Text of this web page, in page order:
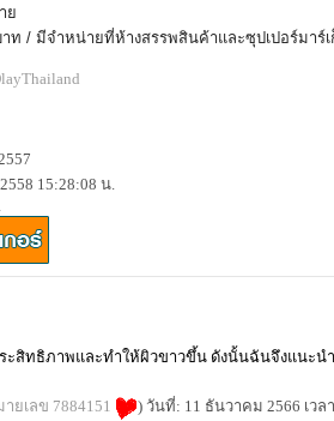
า
ท / มีจำหน่ายที่ห้างสรรพสินค้าและซุปเปอร์มาร์
15:28:08 น.
ะสิทธิภาพและทำให้ผิวขาวขึ้น ดังนั้นฉันจึงแนะน
ยเลข 7884151 ) วันที่: 11 ธันวาคม 2566 เวล